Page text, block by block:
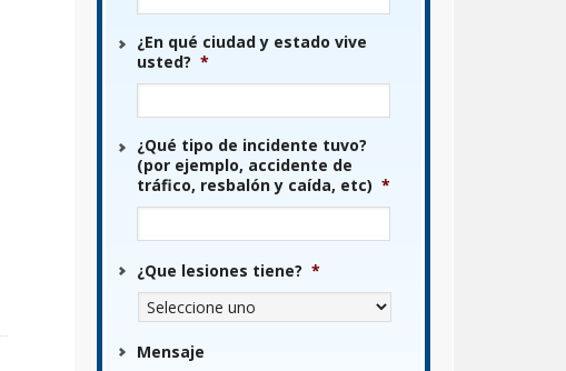
¿En qué ciudad y estado vive
usted? *
¿Qué tipo de incidente tuvo?
(por ejemplo, accidente de
tráfico, resbalón y caída, etc) *
¿Que lesiones tiene? *
Mensaje